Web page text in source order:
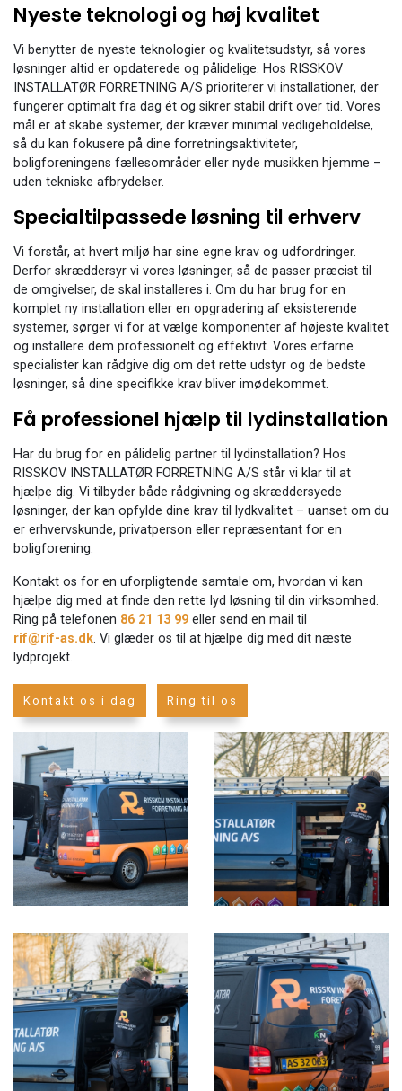
Nyeste teknologi og høj kvalitet
Vi benytter de nyeste teknologier og kvalitetsudstyr, så vores
løsninger altid er opdaterede og pålidelige. Hos RISSKOV
INSTALLATØR FORRETNING A/S prioriterer vi installationer, der
fungerer optimalt fra dag ét og sikrer stabil drift over tid. Vores
mål er at skabe systemer, der kræver minimal vedligeholdelse,
så du kan fokusere på dine forretningsaktiviteter,
boligforeningens fællesområder eller nyde musikken hjemme –
uden tekniske afbrydelser.
Specialtilpassede løsning til erhverv
Vi forstår, at hvert miljø har sine egne krav og udfordringer.
Derfor skræddersyr vi vores løsninger, så de passer præcist til
de omgivelser, de skal installeres i. Om du har brug for en
komplet ny installation eller en opgradering af eksisterende
systemer, sørger vi for at vælge komponenter af højeste kvalitet
og installere dem professionelt og effektivt. Vores erfarne
specialister kan rådgive dig om det rette udstyr og de bedste
løsninger, så dine specifikke krav bliver imødekommet.
Få professionel hjælp til lydinstallation
Har du brug for en pålidelig partner til lydinstallation? Hos
RISSKOV INSTALLATØR FORRETNING A/S står vi klar til at
hjælpe dig. Vi tilbyder både rådgivning og skræddersyede
løsninger, der kan opfylde dine krav til lydkvalitet – uanset om du
er erhvervskunde, privatperson eller repræsentant for en
boligforening.
Kontakt os for en uforpligtende samtale om, hvordan vi kan
hjælpe dig med at finde den rette lyd løsning til din virksomhed.
Ring på telefonen 86 21 13 99 eller send en mail til
rif@rif-as.dk. Vi glæder os til at hjælpe dig med dit næste
lydprojekt.
Kontakt os i dag Ring til os